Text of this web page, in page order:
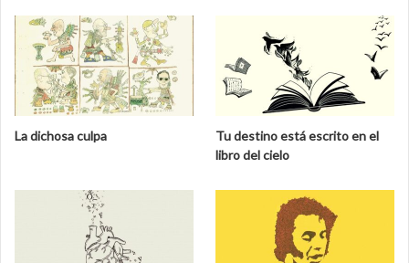
La dichosa culpa
Tu destino está escrito en el
libro del cielo